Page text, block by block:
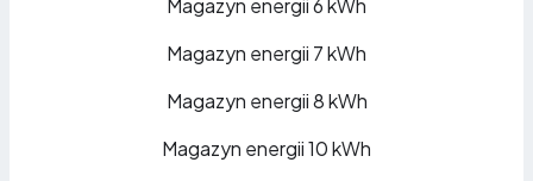
Magazyn energii 6 kWh
Magazyn energii 7 kWh
Magazyn energii 8 kWh
Magazyn energii 10 kWh